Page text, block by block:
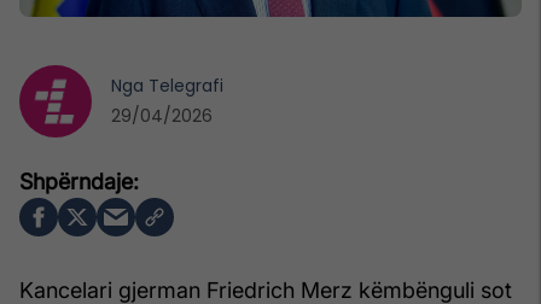
Kancelari gjerman Friedrich Merz këmbënguli sot
Nga Telegrafi
29/04/2026